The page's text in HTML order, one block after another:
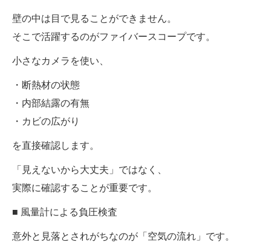
壁の中は目で見ることができません。
そこで活躍するのがファイバースコープです。
小さなカメラを使い、
・断熱材の状態
・内部結露の有無
・カビの広がり
を直接確認します。
「見えないから大丈夫」ではなく、
実際に確認することが重要です。
■ 風量計による負圧検査
意外と見落とされがちなのが「空気の流れ」です。